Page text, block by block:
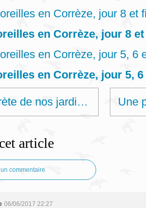
en Corrèze, jour 8
en Corrèze, jour 5, 6
La vie secrète de nos jardins...
article
commentaire
06/06/2017 22:27